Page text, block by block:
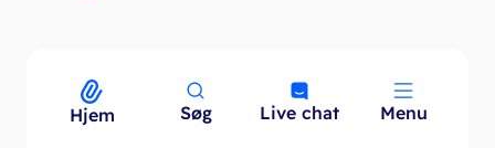
Hjem Søg Live chat Menu
Menu